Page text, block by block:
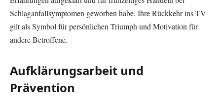
Schlaganfallsymptomen geworben habe. Ihre Rückkehr ins TV
gilt als Symbol für persönlichen Triumph und Motivation für
andere Betroffene.
Aufklärungsarbeit und
Prävention